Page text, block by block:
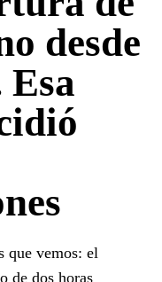
desde
que vemos: el
de dos horas